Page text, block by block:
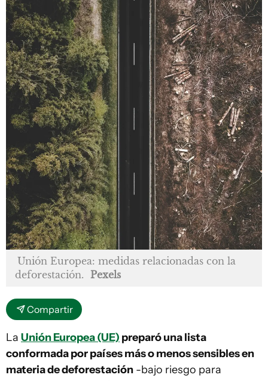
Unión Europea: medidas relacionadas con la
deforestación.
Pexels
Compartir
La Unión Europea (UE) preparó una lista
conformada por países más o menos sensibles en
materia de deforestación -bajo riesgo para